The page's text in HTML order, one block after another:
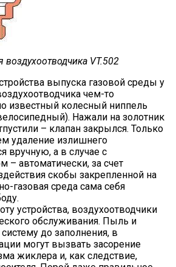
воздухоотводчика VT.502
выпуска газовой среды у
чем-то
известный колесный ниппель
Нажали на золотник
– клапан закрылся. Только
удаление излишнего
вручную, а в случае с
– автоматически, за счет
скобы закрепленной на
газовая среда сама себя
устройства, воздухоотводчики
обслуживания. Пыль и
до заполнения, в
могут вызвать засорение
жиклера и, как следствие,